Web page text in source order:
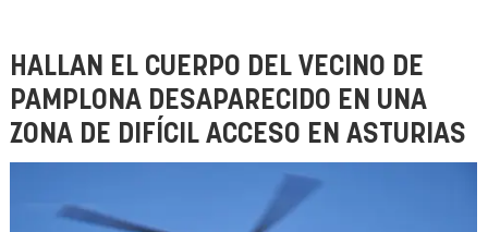
HALLAN EL CUERPO DEL VECINO DE
PAMPLONA DESAPARECIDO EN UNA
ZONA DE DIFÍCIL ACCESO EN ASTURIAS